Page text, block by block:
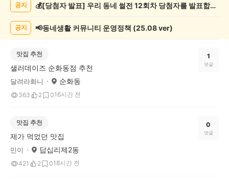
공지 💰[당첨자 발표] 우리 동네 썰전 12회차 당첨자를 발표합니다!
공지 📢동네생활 커뮤니티 운영정책 (25.08 ver)
맛집 추천
샐러데이즈 순화동점 추천
달려라화니 순화동
363 2 016시간 전
1
댓글
맛집 추천
제가 먹었던 맛집
민이 답십리제2동
421 2 018시간 전
0
댓글